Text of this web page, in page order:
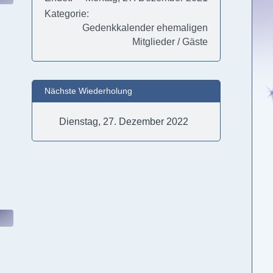
Kategorie
Gedenkkalender ehemaligen
Mitglieder / Gäste
Nächste Wiederholung
Dienstag, 27. Dezember 2022